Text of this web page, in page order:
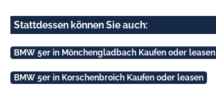
Stattdessen können Sie auch:
BMW 5er in Mönchengladbach Kaufen oder leasen
BMW 5er in Korschenbroich Kaufen oder leasen